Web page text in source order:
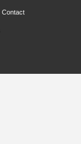
Contact